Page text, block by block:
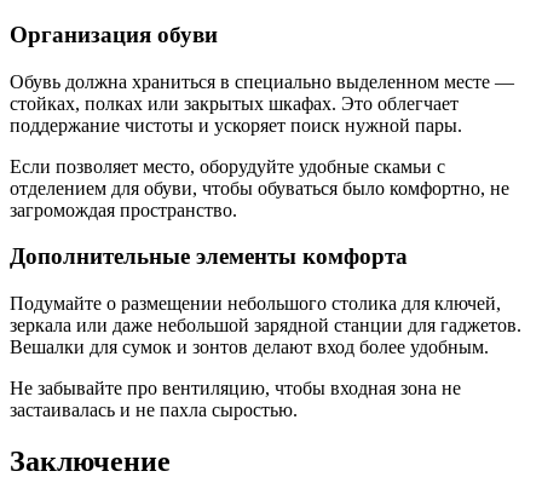
Организация обуви
Обувь должна храниться в специально выделенном месте —
стойках, полках или закрытых шкафах. Это облегчает
поддержание чистоты и ускоряет поиск нужной пары.
Если позволяет место, оборудуйте удобные скамьи с
отделением для обуви, чтобы обуваться было комфортно, не
загромождая пространство.
Дополнительные элементы комфорта
Подумайте о размещении небольшого столика для ключей,
зеркала или даже небольшой зарядной станции для гаджетов.
Вешалки для сумок и зонтов делают вход более удобным.
Не забывайте про вентиляцию, чтобы входная зона не
застаивалась и не пахла сыростью.
Заключение